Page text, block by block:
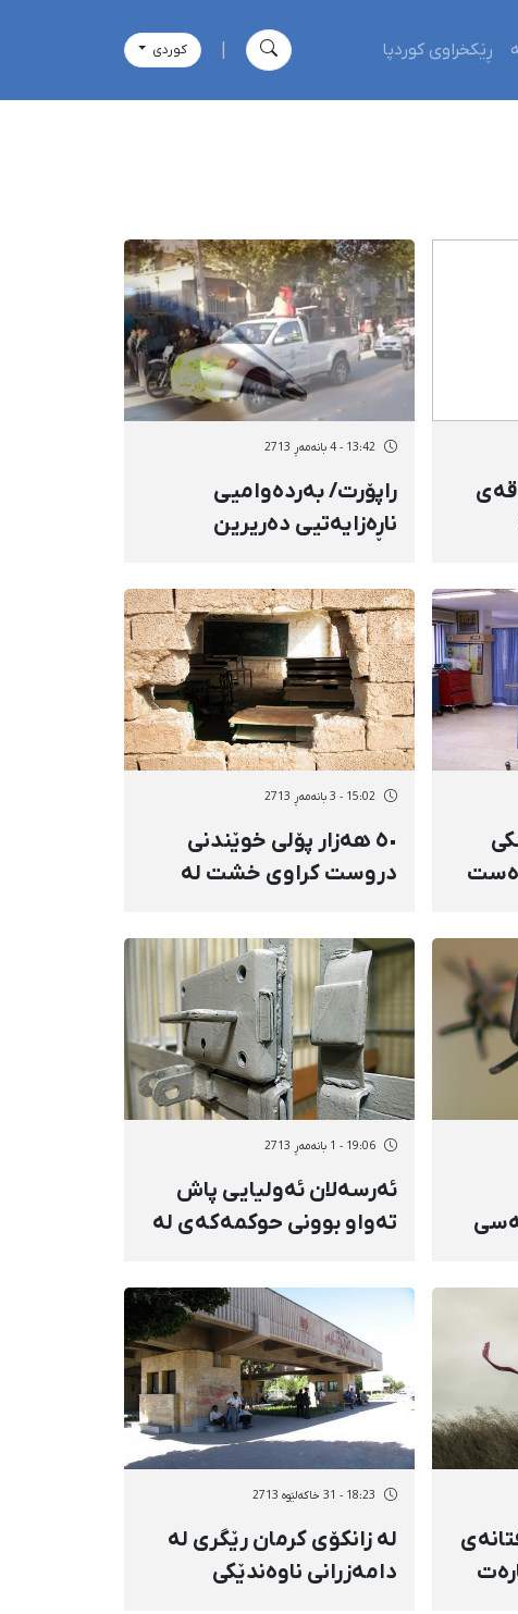
ڕێکخراوی کوردپا كوردی
13:42 - 4 بانەمەڕ 2713
راپۆرت/ بەردەوامیی
ناڕەزایەتیی دەریرین
مەریوان+ تەکمیلی
15:02 - 3 بانەمەڕ 2713
٥٠ هەزار پۆلی خوێندنی
دروست کراوی خشت لە
كرانی‌ ٣ كه‌سی‌
19:06 - 1 بانەمەڕ 2713
ئەرسەلان ئەولیایی پاش
تەواو بوونی حوکمەکەی لە
18:23 - 31 خاکەلێوه 2713
لە زانکۆی کرمان رێگری لە
دامەزرانی ناوەندێکی